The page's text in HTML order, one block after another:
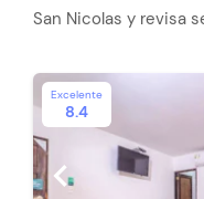
San Nicolas y revisa
Excelente
8.4
chevron_left